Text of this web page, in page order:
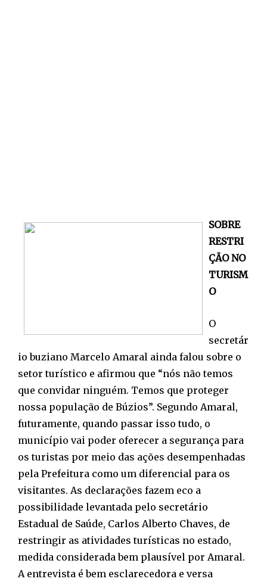
SOBRE
RESTRI
ÇÃO NO
TURISM
O
O
secretár
io buziano Marcelo Amaral ainda falou sobre o
setor turístico e afirmou que “nós não temos
que convidar ninguém. Temos que proteger
nossa população de Búzios”. Segundo Amaral,
futuramente, quando passar isso tudo, o
município vai poder oferecer a segurança para
os turistas por meio das ações desempenhadas
pela Prefeitura como um diferencial para os
visitantes. As declarações fazem eco a
possibilidade levantada pelo secretário
Estadual de Saúde, Carlos Alberto Chaves, de
restringir as atividades turísticas no estado,
medida considerada bem plausível por Amaral.
A entrevista é bem esclarecedora e versa